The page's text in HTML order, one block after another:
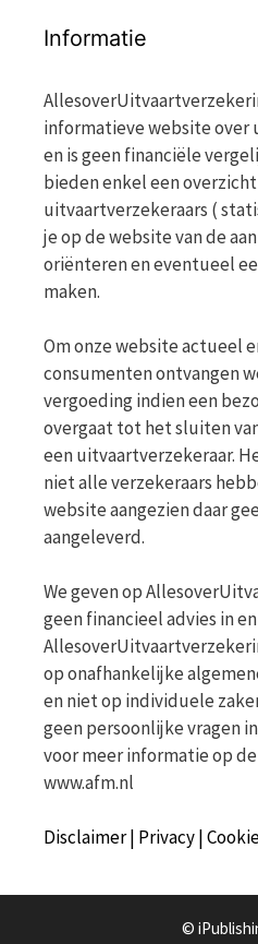
Informatie
informatieve website
en is geen financiële
bieden enkel een
uitvaartverzekeraars (
je op de website van de
oriënteren en eventueel
maken.
Om onze website actueel
consumenten ontvangen
vergoeding indien een
overgaat tot het sluiten
een uitvaartverzekeraar.
niet alle verzekeraars
website aangezien daar
aangeleverd.
We geven op
geen financieel advies in
op onafhankelijke
en niet op individuele
geen persoonlijke vragen
voor meer informatie op
www.afm.nl
Disclaimer | Privacy |
©